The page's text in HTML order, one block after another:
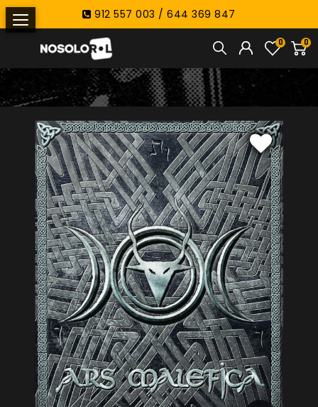
912 557 003 / 644 369 847
0
0